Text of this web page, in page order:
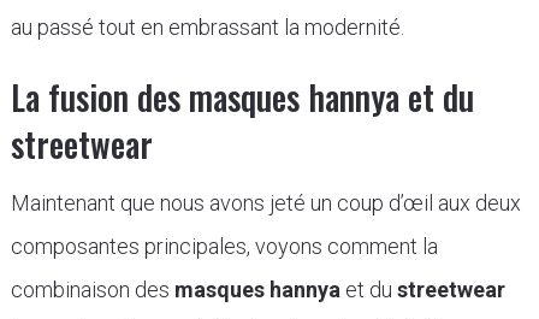
au passé tout en embrassant la modernité.
La fusion des masques hannya et du
streetwear
Maintenant que nous avons jeté un coup d’œil aux deux
composantes principales, voyons comment la
combinaison des masques hannya et du streetwear